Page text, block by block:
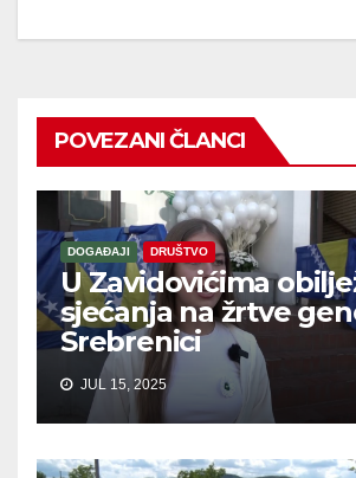
POVEZANI ČLANCI
DOGAĐAJI DRUŠTVO
U Zavidovićima
sjećanja na žrtve
Srebrenici
JUL 15, 2025